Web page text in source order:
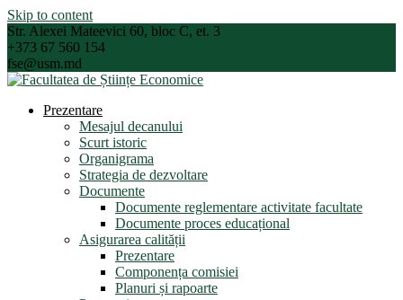
Skip to content
Str. Alexei Mateevici 60, bloc C, et. 3
+373 67 560 154
fse@usm.md
Prezentare
Mesajul decanului
Scurt istoric
Organigrama
Strategia de dezvoltare
Documente
Documente reglementare activitate facultate
Documente proces educațional
Asigurarea calității
Prezentare
Componența comisiei
Planuri și rapoarte